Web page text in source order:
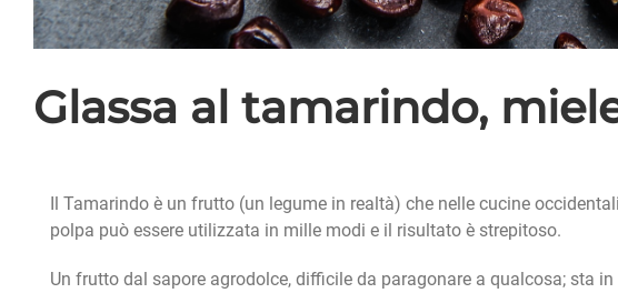
Glassa al tamarindo,
Il Tamarindo è un frutto (un legume in realtà) che nelle cucine
polpa può essere utilizzata in mille modi e il risultato è strepitoso.
Un frutto dal sapore agrodolce, difficile da paragonare a qualcosa; sta